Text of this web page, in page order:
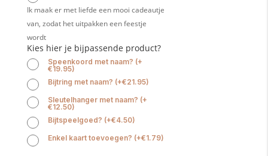
Ik maak er met liefde een mooi cadeautje
van, zodat het uitpakken een feestje
wordt
Kies hier je bijpassende product?
Speenkoord met naam? (+
€19.95)
Bijtring met naam? (+€21.95)
Sleutelhanger met naam? (+
€12.50)
Bijtspeelgoed? (+€4.50)
Enkel kaart toevoegen? (+€1.79)